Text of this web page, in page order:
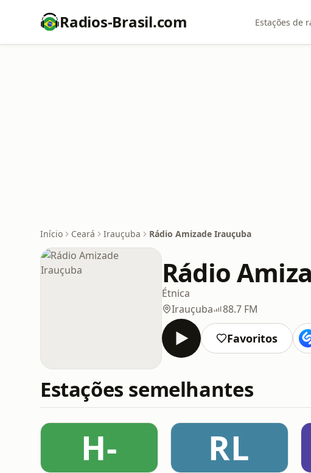
Radios-Brasil.com Estações de
Início Ceará Irauçuba Rádio Amizade Irauçuba
Rádio
Étnica
Irauçuba
88.7 FM
Favoritos
Estações semelhantes
H- RL